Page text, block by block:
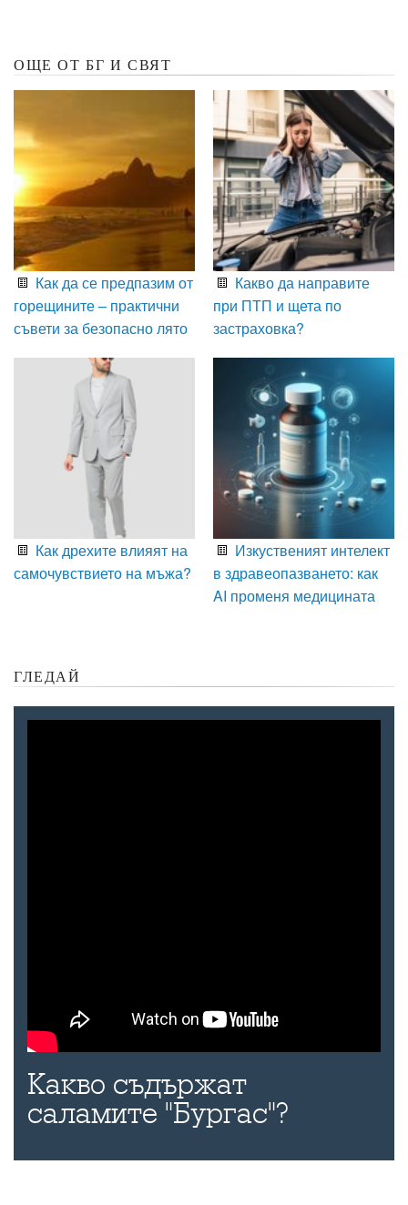
ОЩЕ ОТ БГ И СВЯТ
Как да се предпазим от
горещините – практични
съвети за безопасно лято
Какво да направите
при ПТП и щета по
застраховка?
Как дрехите влияят на
самочувствието на мъжа?
Изкуственият интелект
в здравеопазването: как
AI променя медицината
ГЛЕДАЙ
Какво съдържат
саламите "Бургас"?